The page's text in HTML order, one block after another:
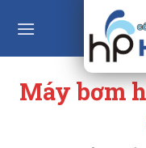
Máy bơm